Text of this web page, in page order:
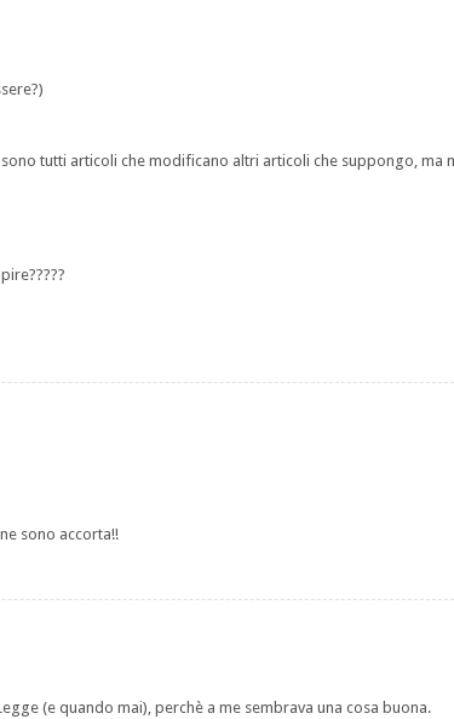
sono tutti articoli che modificano altri articoli che suppongo, ma
sono accorta!!
(e quando mai), perchè a me sembrava una cosa buona.